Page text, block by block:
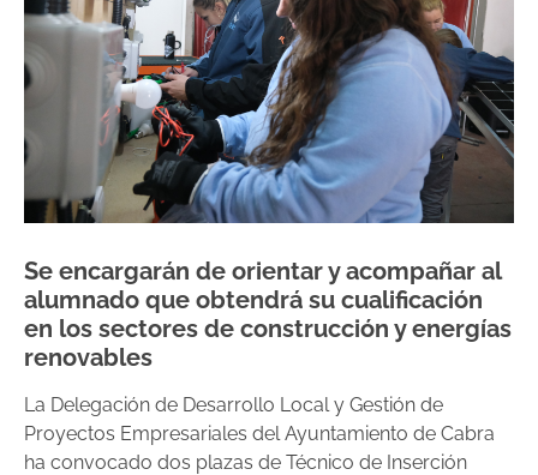
Se encargarán de orientar y acompañar al
alumnado que obtendrá su cualificación
en los sectores de construcción y energías
renovables
La Delegación de Desarrollo Local y Gestión de
Proyectos Empresariales del Ayuntamiento de Cabra
ha convocado dos plazas de Técnico de Inserción